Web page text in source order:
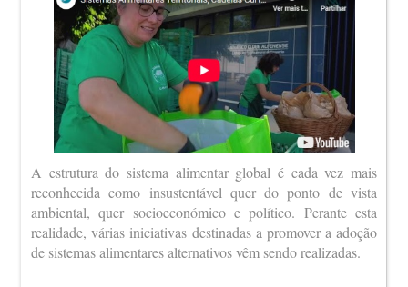
A estrutura do sistema alimentar global é cada vez mais
reconhecida como insustentável quer do ponto de vista
ambiental, quer socioeconómico e político. Perante esta
realidade, várias iniciativas destinadas a promover a adoção
de sistemas alimentares alternativos vêm sendo realizadas.